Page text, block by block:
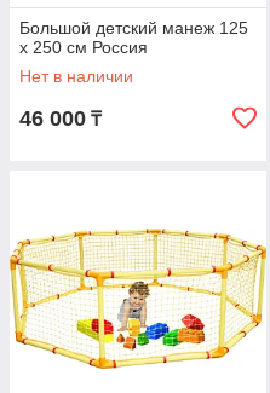
Большой детский манеж 125
х 250 см Россия
Нет в наличии
46 000 ₸